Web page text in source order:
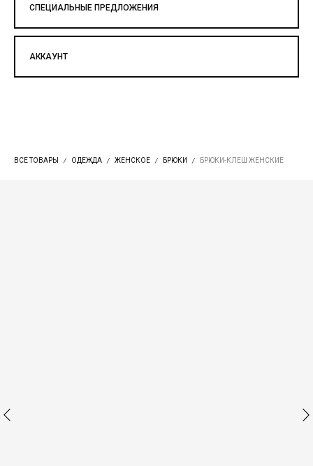
СПЕЦИАЛЬНЫЕ ПРЕДЛОЖЕНИЯ
АККАУНТ
ВСЕ ТОВАРЫ ОДЕЖДА ЖЕНСКОЕ БРЮКИ БРЮКИ-КЛЕШ ЖЕНСКИЕ